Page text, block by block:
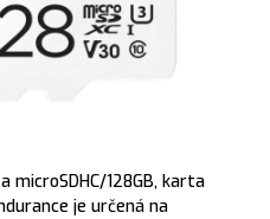
microSDHC/128GB, karta
je určená na